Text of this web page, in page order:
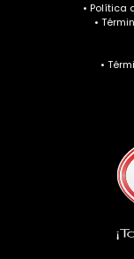
• Política
•
•